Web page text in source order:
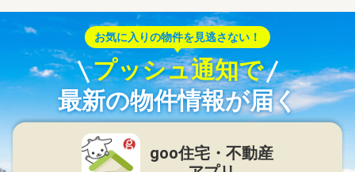
お気に入りの物件を見逃さない！
プッシュ通知で
最新の物件情報が届く
goo住宅・不動産